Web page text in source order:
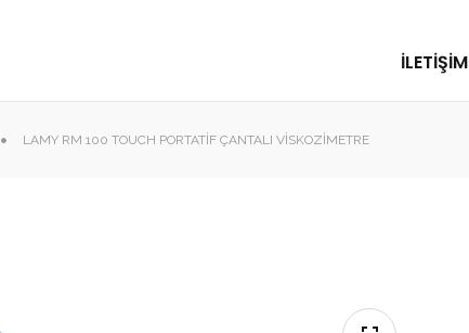
İLETIŞIM
LAMY RM 100 TOUCH PORTATIF ÇANTALI VISKOZIMETRE